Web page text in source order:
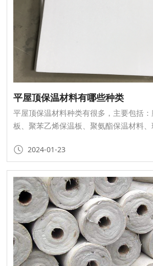
平屋顶保温材料有哪些种类
2024-01-23
平屋顶保温材料种类有很多，主要包括
板、聚苯乙烯保温板、聚氨酯保温材料、